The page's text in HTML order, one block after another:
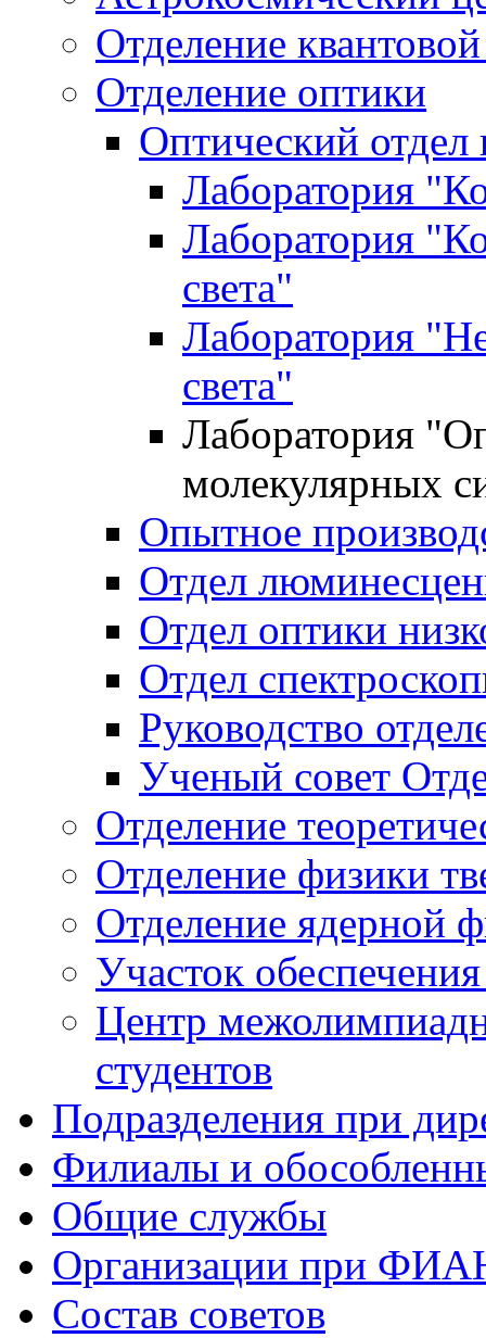
Отделение
Отделение оптики
Оптический
Лаборатория
Лаборатория
света"
Лаборатория
света"
Лаборатория
молекулярных
Опытное
Отдел
Отдел оптики
Отдел
Руководство
Ученый совет
Отделение
Отделение физики
Отделение ядерной
Участок
Центр
студентов
Подразделения при
Филиалы и
Общие службы
Организации при
Состав советов